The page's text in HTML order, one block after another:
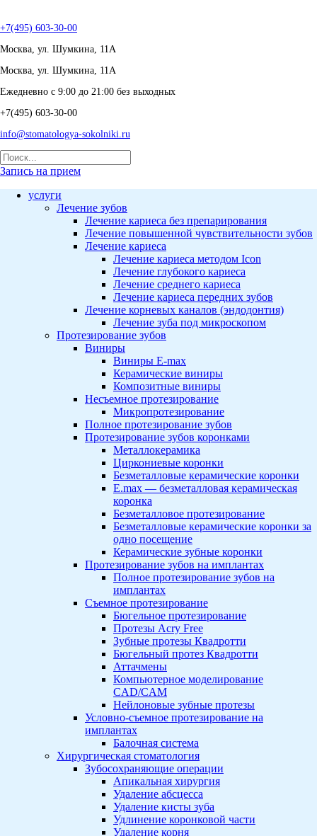
+7(495) 603-30-00
Москва, ул. Шумкина, 11А
Москва, ул. Шумкина, 11А
Ежедневно с 9:00 до 21:00 без выходных
+7(495) 603-30-00
info@stomatologya-sokolniki.ru
Запись на прием
услуги
Лечение зубов
Лечение кариеса без препарирования
Лечение повышенной чувствительности зубов
Лечение кариеса
Лечение кариеса методом Icon
Лечение глубокого кариеса
Лечение среднего кариеса
Лечение кариеса передних зубов
Лечение корневых каналов (эндодонтия)
Лечение зуба под микроскопом
Протезирование зубов
Виниры
Виниры E-max
Керамические виниры
Композитные виниры
Несъемное протезирование
Микропротезирование
Полное протезирование зубов
Протезирование зубов коронками
Металлокерамика
Циркониевые коронки
Безметалловые керамические коронки
E.max — безметалловая керамическая
коронка
Безметалловое протезирование
Безметалловые керамические коронки за
одно посещение
Керамические зубные коронки
Протезирование зубов на имплантах
Полное протезирование зубов на
имплантах
Съемное протезирование
Бюгельное протезирование
Протезы Acry Free
Зубные протезы Квадротти
Бюгельный протез Квадротти
Аттачмены
Компьютерное моделирование
CAD/CAM
Нейлоновые зубные протезы
Условно-съемное протезирование на
имплантах
Балочная система
Хирургическая стоматология
Зубосохраняющие операции
Апикальная хирургия
Удаление абсцесса
Удаление кисты зуба
Удлинение коронковой части
Удаление корня